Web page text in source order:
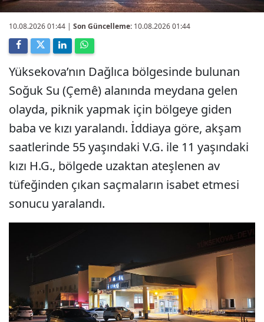
10.08.2026 01:44 | Son Güncelleme: 10.08.2026 01:44
Yüksekova’nın Dağlıca bölgesinde bulunan
Soğuk Su (Çemê) alanında meydana gelen
olayda, piknik yapmak için bölgeye giden
baba ve kızı yaralandı. İddiaya göre, akşam
saatlerinde 55 yaşındaki V.G. ile 11 yaşındaki
kızı H.G., bölgede uzaktan ateşlenen av
tüfeğinden çıkan saçmaların isabet etmesi
sonucu yaralandı.